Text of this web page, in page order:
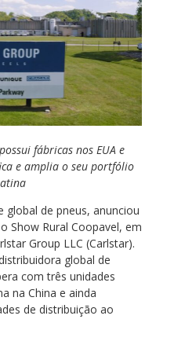
fábricas nos EUA e
e amplia o seu portfólio
global de pneus, anunciou
Show Rural Coopavel, em
Group LLC (Carlstar).
global de
com três unidades
na China e ainda
de distribuição ao